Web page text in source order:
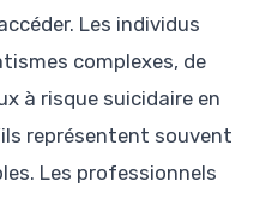
Les individus
complexes, de
à risque suicidaire en
représentent souvent
Les professionnels